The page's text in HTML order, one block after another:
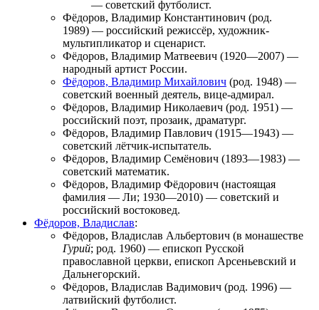
— советский футболист.
Фёдоров, Владимир Константинович (род.
1989) — российский режиссёр, художник-
мультипликатор и сценарист.
Фёдоров, Владимир Матвеевич (1920—2007) —
народный артист России.
Фёдоров, Владимир Михайлович (род. 1948) —
советский военный деятель, вице-адмирал.
Фёдоров, Владимир Николаевич (род. 1951) —
российский поэт, прозаик, драматург.
Фёдоров, Владимир Павлович (1915—1943) —
советский лётчик-испытатель.
Фёдоров, Владимир Семёнович (1893—1983) —
советский математик.
Фёдоров, Владимир Фёдорович (настоящая
фамилия — Ли; 1930—2010) — советский и
российский востоковед.
Фёдоров, Владислав:
Фёдоров, Владислав Альбертович (в монашестве
Гурий; род. 1960) — епископ Русской
православной церкви, епископ Арсеньевский и
Дальнегорский.
Фёдоров, Владислав Вадимович (род. 1996) —
латвийский футболист.